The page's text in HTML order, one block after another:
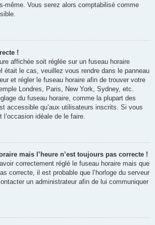
même. Vous serez alors comptabilisé comme
!
affichée soit réglée sur un fuseau horaire
était le cas, veuillez vous rendre dans le panneau
et régler le fuseau horaire afin de trouver votre
Londres, Paris, New York, Sydney, etc.
du fuseau horaire, comme la plupart des
accessible qu’aux utilisateurs inscrits. Si vous
l’occasion idéale de le faire.
mais l’heure n’est toujours pas correcte !
correctement réglé le fuseau horaire mais que
correcte, il est probable que l’horloge du serveur
un administrateur afin de lui communiquer